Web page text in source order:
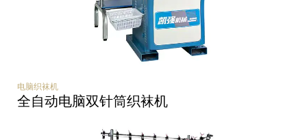
电脑织袜机
全自动电脑双针筒织袜机